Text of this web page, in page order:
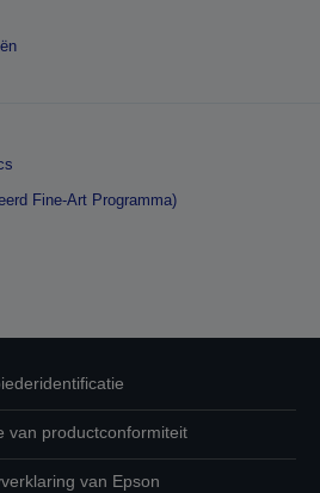
Fine-Art Programma)
van productconformiteit
van Epson